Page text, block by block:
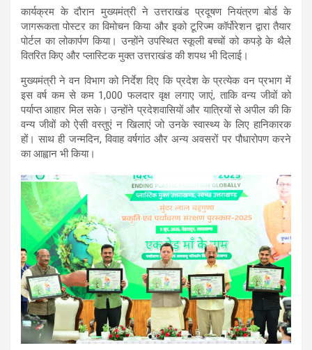
कार्यक्रम के दौरान मुख्यमंत्री ने उत्तराखंड प्रदूषण नियंत्रण बोर्ड के
जागरूकता पोस्टर का विमोचन किया और इको टूरिज्म कॉर्पोरेशन द्वारा तैयार
पोर्टल का लोकार्पण किया। उन्होंने उपस्थित स्कूली बच्चों को कपड़े के थैले
वितरित किए और प्लास्टिक मुक्त उत्तराखंड की शपथ भी दिलाई।
मुख्यमंत्री ने वन विभाग को निर्देश दिए कि प्रदेश के प्रत्येक वन प्रभाग में
इस वर्ष कम से कम 1,000 फलदार वृक्ष लगाए जाएं, ताकि वन्य जीवों को
पर्याप्त आहार मिल सके। उन्होंने प्रदेशवासियों और यात्रियों से अपील की कि
वन्य जीवों को ऐसी वस्तुएं न खिलाएं जो उनके स्वास्थ्य के लिए हानिकारक
हों। साथ ही जन्मदिन, विवाह वर्षगांठ और अन्य अवसरों पर पौधारोपण करने
का आह्वान भी किया।